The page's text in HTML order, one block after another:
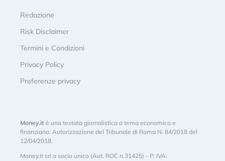
Redazione
Risk Disclaimer
Termini e Condizioni
Privacy Policy
Preferenze privacy
Money.it è una testata giornalistica a tema economico e
finanziario. Autorizzazione del Tribunale di Roma N. 84/2018 del
12/04/2018.
Money.it srl a socio unico (Aut. ROC n.31425) - P. IVA: